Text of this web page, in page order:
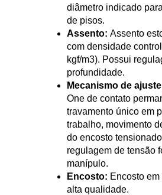
diâmetro indicado
de pisos.
Assento: Assento
com densidade
kgf/m3). Possui
profundidade.
Mecanismo de
One de contato
travamento único em
trabalho, movimento
do encosto
regulagem de tensão
manípulo.
Encosto: Encosto
alta qualidade.